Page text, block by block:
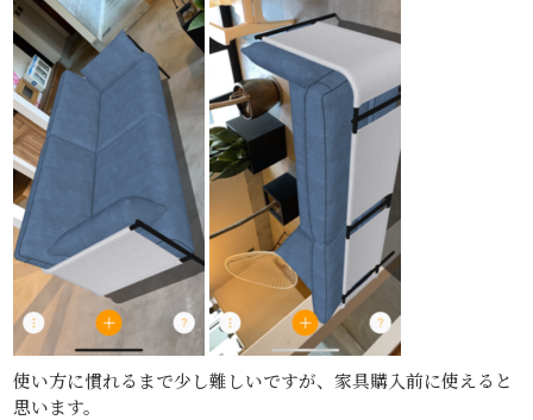
使い方に慣れるまで少し難しいですが、家具購入前に使えると
思います。